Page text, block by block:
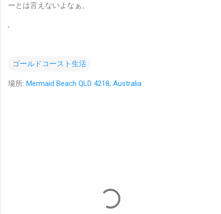
ーとは言えないよなぁ。
’
ゴールドコースト生活
場所: Mermaid Beach QLD 4218, Australia